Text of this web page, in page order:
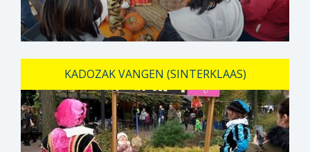
KADOZAK VANGEN (SINTERKLAAS)